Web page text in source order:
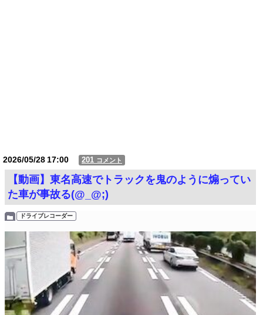
2026/05/2817:00 201 コメント
【動画】東名高速でトラックを鬼のように煽ってい
た車が事故る(@_@;)
ドライブレコーダー